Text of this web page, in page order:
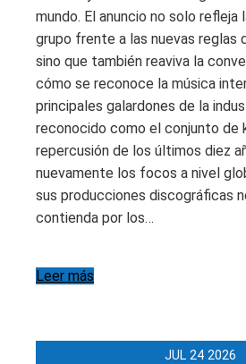
mundo. El anuncio no solo refleja
grupo frente a las nuevas reglas
sino que también reaviva la
cómo se reconoce la música
principales galardones de la
reconocido como el conjunto de
repercusión de los últimos diez
nuevamente los focos a nivel
sus producciones discográficas
contienda por los…
Leer más
JUL 24 2026